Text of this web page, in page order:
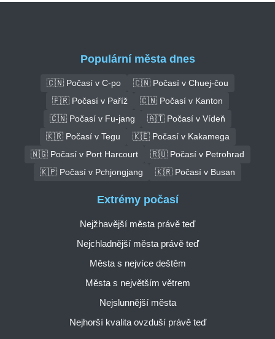
Populární města dnes
🇨🇳 Počasí v C-po
🇨🇳 Počasí v Chuej-čou
🇫🇷 Počasí v Paříž
🇨🇳 Počasí v Kanton
🇨🇳 Počasí v Fu-jang
🇦🇹 Počasí v Vídeň
🇰🇷 Počasí v Tegu
🇰🇪 Počasí v Kakamega
🇳🇬 Počasí v Port Harcourt
🇷🇺 Počasí v Petrohrad
🇰🇵 Počasí v Pchjongjang
🇰🇷 Počasí v Busan
Extrémy počasí
Nejžhavější města právě teď
Nejchladnější města právě teď
Města s nejvíce deštěm
Města s největším větrem
Nejslunnější města
Nejhorší kvalita ovzduší právě teď